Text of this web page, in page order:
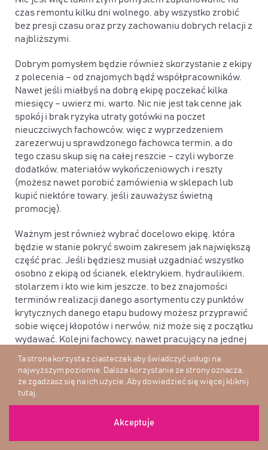
czas remontu kilku dni wolnego, aby wszystko zrobić
bez presji czasu oraz przy zachowaniu dobrych relacji z
najbliższymi.
Dobrym pomysłem będzie również skorzystanie z ekipy
z polecenia – od znajomych bądź współpracowników.
Nawet jeśli miałbyś na dobrą ekipę poczekać kilka
miesięcy – uwierz mi, warto. Nic nie jest tak cenne jak
spokój i brak ryzyka utraty gotówki na poczet
nieuczciwych fachowców, więc z wyprzedzeniem
zarezerwuj u sprawdzonego fachowca termin, a do
tego czasu skup się na całej reszcie – czyli wyborze
dodatków, materiałów wykończeniowych i reszty
(możesz nawet porobić zamówienia w sklepach lub
kupić niektóre towary, jeśli zauważysz świetną
promocję).
Ważnym jest również wybrać docelowo ekipę, która
będzie w stanie pokryć swoim zakresem jak największą
część prac. Jeśli będziesz musiał uzgadniać wszystko
osobno z ekipą od ścianek, elektrykiem, hydraulikiem,
stolarzem i kto wie kim jeszcze, to bez znajomości
terminów realizacji danego asortymentu czy punktów
krytycznych danego etapu budowy możesz przyprawić
sobie więcej kłopotów i nerwów, niż może się z początku
wydawać. Kolejni fachowcy, nawet pracujący na jednej
pewnym stopniu jest to normalne, bo praca na budowie
to tylko praca, tak jeśli nie będziesz potrafił szybko tego
przystopować, Twój remont zamieni się w małe
piekiełko, gdzie wszystko będzie zaczęte, a nic nie
Nie piszę Ci tego wszystkiego z pozycji teoretyka, ale
Ta strona korzysta z ciasteczek aby świadczyć usługi na
najwyższym poziomie. Dalsze korzystanie ze strony oznacza,
że zgadzasz się na ich użycie. Aby dowiedzieć się więcej kliknij
tutaj.
Akceptuje